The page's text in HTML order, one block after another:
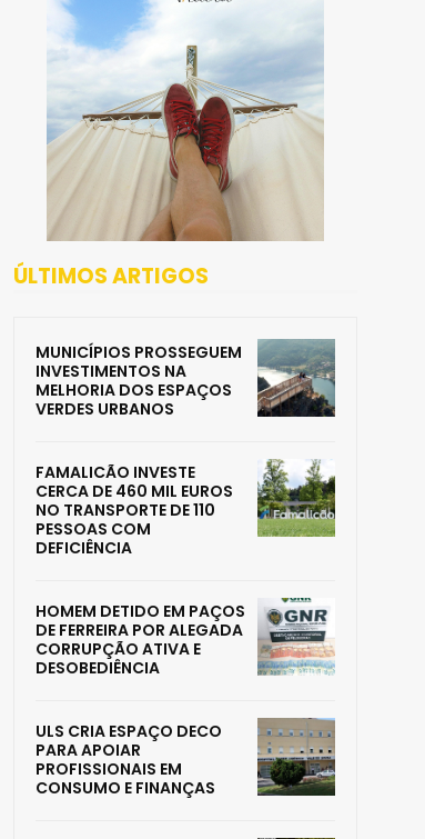
ÚLTIMOS ARTIGOS
MUNICÍPIOS PROSSEGUEM
INVESTIMENTOS NA
MELHORIA DOS ESPAÇOS
VERDES URBANOS
FAMALICÃO INVESTE
CERCA DE 460 MIL EUROS
NO TRANSPORTE DE 110
PESSOAS COM
DEFICIÊNCIA
HOMEM DETIDO EM PAÇOS
DE FERREIRA POR ALEGADA
CORRUPÇÃO ATIVA E
DESOBEDIÊNCIA
ULS CRIA ESPAÇO DECO
PARA APOIAR
PROFISSIONAIS EM
CONSUMO E FINANÇAS